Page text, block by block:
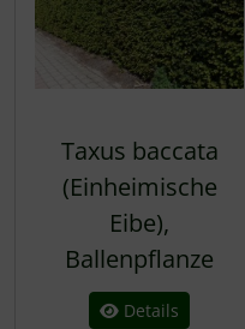
Taxus baccata
(Einheimische
Eibe),
Ballenpflanze
Details